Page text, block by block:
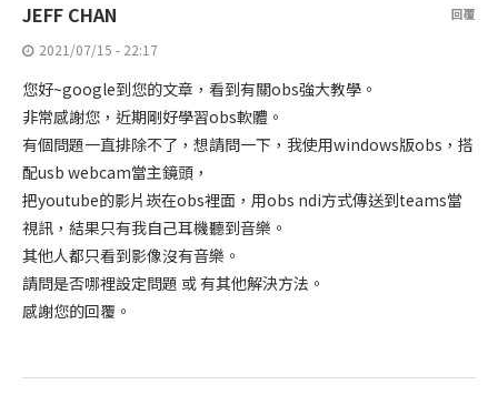
JEFF CHAN
2021/07/15 - 22:17
您好~google到您的文章，看到有關obs強大教學。
非常感謝您，近期剛好學習obs軟體。
有個問題一直排除不了，想請問一下，我使用windows版obs，搭
配usb webcam當主鏡頭，
把youtube的影片崁在obs裡面，用obs ndi方式傳送到teams當
視訊，結果只有我自己耳機聽到音樂。
其他人都只看到影像沒有音樂。
請問是否哪裡設定問題 或 有其他解決方法。
感謝您的回覆。
回覆